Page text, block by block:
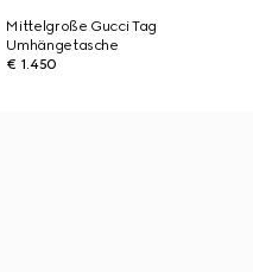
Mittelgroße Gucci Tag
Umhängetasche
€ 1.450